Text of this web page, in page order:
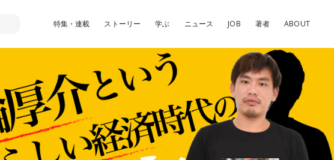
特集・連載 ストーリー 学ぶ ニュース JOB 著者 ABOUT